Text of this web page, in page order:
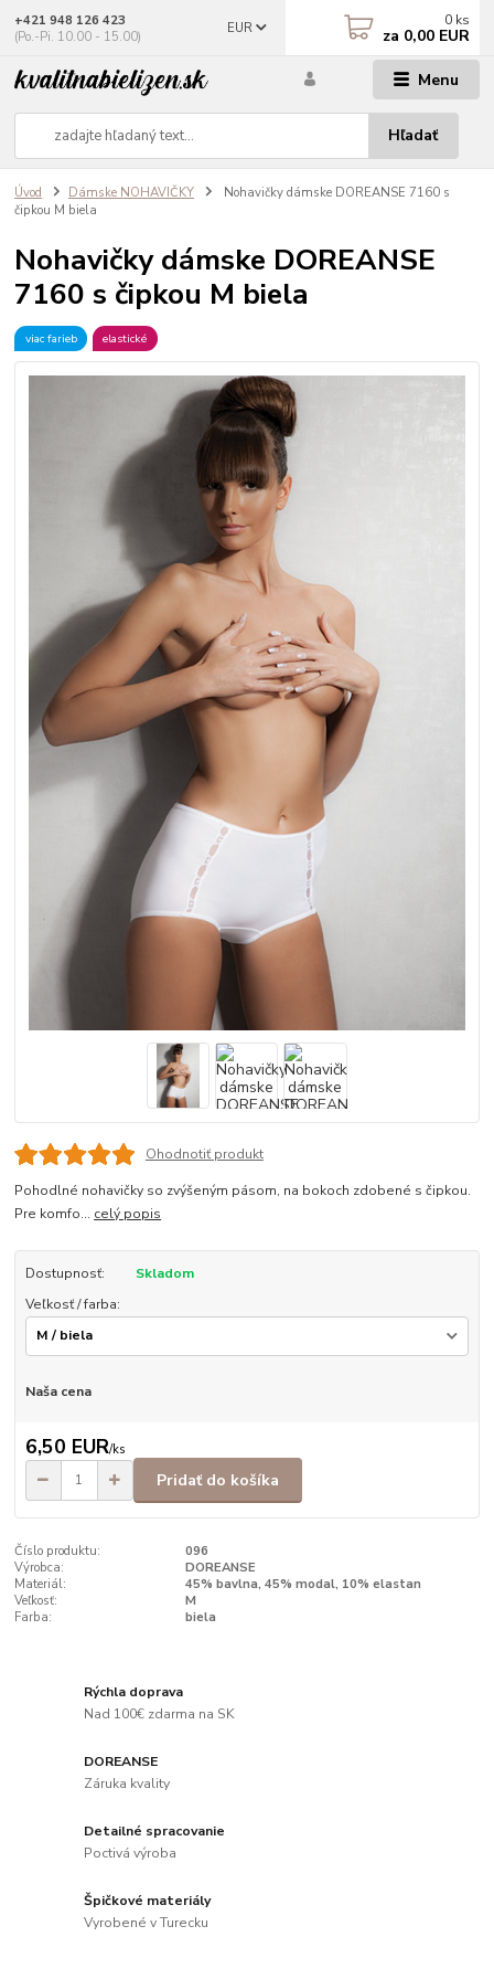
Menu
EUR
Hľadať
+421 948 126 423
(Po.-Pi. 10.00 - 15.00)
0 ks
za 0,00 EUR
Úvod Dámske NOHAVIČKY
Nohavičky dámske DOREANSE 7160 s
čipkou M biela
Nohavičky dámske DOREANSE
7160 s čipkou M biela
viac farieb elastické
Ohodnotiť produkt
Pohodlné nohavičky so zvýšeným pásom, na bokoch zdobené s čipkou.
Pre komfo... celý popis
Dostupnosť:
Skladom
Veľkosť / farba:
Naša cena
6,50 EUR/ks
Pridať do košíka
Číslo produktu:
096
Výrobca:
DOREANSE
Materiál:
45% bavlna, 45% modal, 10% elastan
Veľkosť:
M
Farba:
biela
Rýchla doprava
Nad 100€ zdarma na SK
DOREANSE
Záruka kvality
Detailné spracovanie
Poctivá výroba
Špičkové materiály
Vyrobené v Turecku